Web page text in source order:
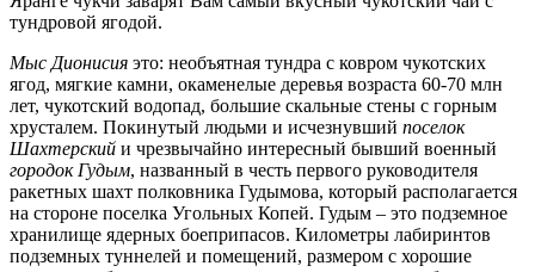
тундровой ягодой.
Мыс Дионисия это: необъятная тундра с ковром чукотских
ягод, мягкие камни, окаменелые деревья возраста 60-70 млн
лет, чукотский водопад, большие скальные стены с горным
хрусталем. Покинутый людьми и исчезнувший поселок
Шахтерский и чрезвычайно интересный бывший военный
городок Гудым, названный в честь первого руководителя
ракетных шахт полковника Гудымова, который располагается
на стороне поселка Угольных Копей. Гудым – это подземное
хранилище ядерных боеприпасов. Километры лабиринтов
подземных туннелей и помещений, размером с хорошие